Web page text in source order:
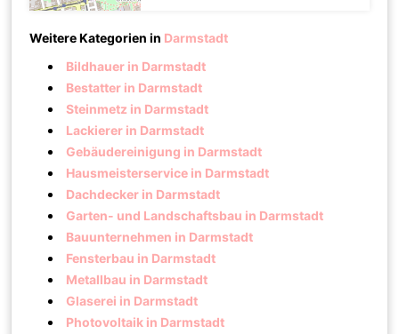
Weitere Kategorien in Darmstadt
Bildhauer in Darmstadt
Bestatter in Darmstadt
Steinmetz in Darmstadt
Lackierer in Darmstadt
Gebäudereinigung in Darmstadt
Hausmeisterservice in Darmstadt
Dachdecker in Darmstadt
Garten- und Landschaftsbau in Darmstadt
Bauunternehmen in Darmstadt
Fensterbau in Darmstadt
Metallbau in Darmstadt
Glaserei in Darmstadt
Photovoltaik in Darmstadt